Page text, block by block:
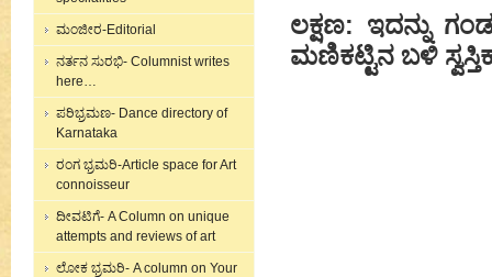
ಮಂಜೀರ-Editorial
ನರ್ತನ ಸುರಭಿ- Columnist writes
here…
ಪರಿಭ್ರಮಣ- Dance directory of
Karnataka
ರಂಗ ಭ್ರಮರಿ-Article space for Art
connoisseur
ದೀವಟಿಗೆ- A Column on unique
attempts and reviews of art
ಲೋಕ ಭ್ರಮರಿ- A column on Your
ಲಕ್ಷಣ: ಇದನ್ನು
ಮಣಿಕಟ್ಟಿನ ಬಳಿ